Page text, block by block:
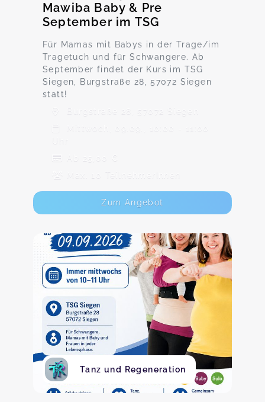
Mawiba Baby & Pre
September im TSG
Für Mamas mit Babys in der Trage/im
Tragetuch und für Schwangere. Ab
September findet der Kurs im TSG
Siegen, Burgstraße 28, 57072 Siegen
statt!
Burgstraße 28, 57072 Siegen
Mittwoch, 09.09., 10:00 - 11:00
Ab 25,00 €
Max. 10 TeilnehmerInnen
Zum Angebot
Tanz und Regeneration